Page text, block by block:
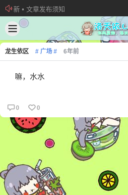
新 • 文章发布须知
欢迎加入“VOCALOID洛天依“QQ群！
加入本站管理团队
龙生依区 # 广场 # 6年前
嘛，水水
0 0